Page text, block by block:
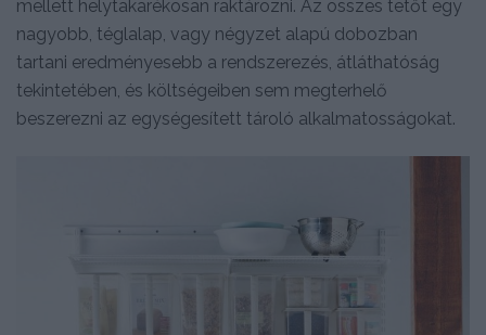
mellett helytakarékosan raktározni. Az összes tetőt egy
nagyobb, téglalap, vagy négyzet alapú dobozban
tartani eredményesebb a rendszerezés, átláthatóság
tekintetében, és költségeiben sem megterhelő
beszerezni az egységesített tároló alkalmatosságokat.